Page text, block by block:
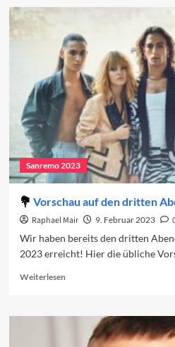
Sanremo
Der
dritte
Abend
Sanremo 2023
Vorschau auf den dritten
Raphael Mair 9. Februar 2023
Wir haben bereits den dritten
2023 erreicht! Hier die übliche
WeiterlesenRead
Vorschau